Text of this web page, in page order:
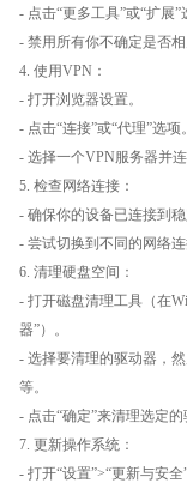
- 点击“更多工具”或“扩展”
- 禁用所有你不确定是否相
4. 使用VPN：
- 打开浏览器设置。
- 点击“连接”或“代理”选项。
- 选择一个VPN服务器并连
5. 检查网络连接：
- 确保你的设备已连接到稳
- 尝试切换到不同的网络
6. 清理硬盘空间：
- 打开磁盘清理工具（在
器”）。
- 选择要清理的驱动器，
等。
- 点击“确定”来清理选定的
7. 更新操作系统：
- 打开“设置”>“更新与安全”